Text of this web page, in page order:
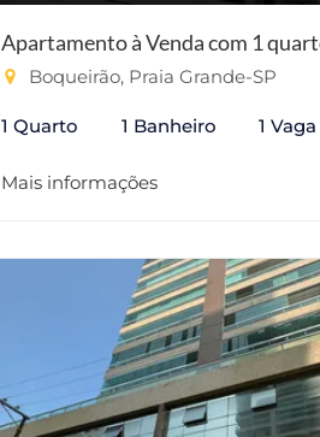
Apartamento à Venda com 1
Boqueirão, Praia Grande-SP
1 Quarto 1 Banheiro 1 Vaga
Mais informações